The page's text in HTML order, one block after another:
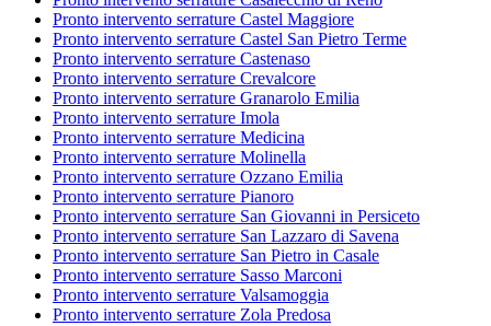
Pronto intervento serrature Castel Maggiore
Pronto intervento serrature Castel San Pietro Terme
Pronto intervento serrature Castenaso
Pronto intervento serrature Crevalcore
Pronto intervento serrature Granarolo Emilia
Pronto intervento serrature Imola
Pronto intervento serrature Medicina
Pronto intervento serrature Molinella
Pronto intervento serrature Ozzano Emilia
Pronto intervento serrature Pianoro
Pronto intervento serrature San Giovanni in Persiceto
Pronto intervento serrature San Lazzaro di Savena
Pronto intervento serrature San Pietro in Casale
Pronto intervento serrature Sasso Marconi
Pronto intervento serrature Valsamoggia
Pronto intervento serrature Zola Predosa